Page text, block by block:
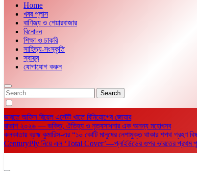
Home
খবর প্লাস
বাণিজ্য ও শেয়ারবাজার
বিনোদন
শিক্ষা ও চাকরি
সাহিত্য-সংস্কৃতি
স্বাস্থ্য
যোগাযোগ করুন
Search
for:
ভারতে অফিস রিয়েল এস্টেট খাতে বিনিয়োগের জোয়ার
রাভাশ ২০২৬ — ভক্তি, ঐতিহ্য ও নৃত্যসাধনার এক অনন্য মহোৎসব
কলকাতায় ব্রহ্ম কুমারিস-এর “১০ কোটি মানুষের নেশামুক্ত থাকার শপথ গ্রহণ
CenturyPly নিয়ে এল ‘Total Cover’—প্লাইউডের ওপর ভারতের প্রথম